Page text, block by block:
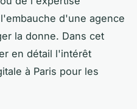
d'une agence
la donne. Dans cet
en détail l'intérêt
à Paris pour les